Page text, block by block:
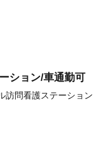
ション/車通勤可
訪問看護ステーション